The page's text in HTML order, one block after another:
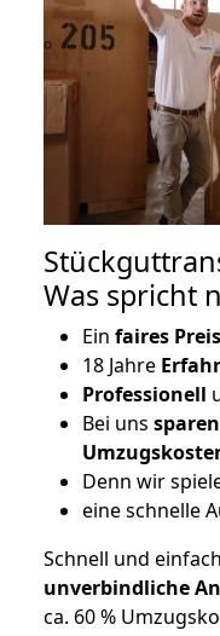
Was spricht
Ein faires
18 Jahre
Professionell
Bei uns
Denn wir
eine schnelle
Schnell und einfach
unverbindliche
ca. 60 %